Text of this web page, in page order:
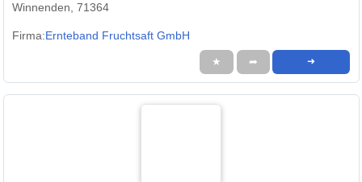
Winnenden, 71364
Firma:Ernteband Fruchtsaft GmbH
★ ➦ ➜